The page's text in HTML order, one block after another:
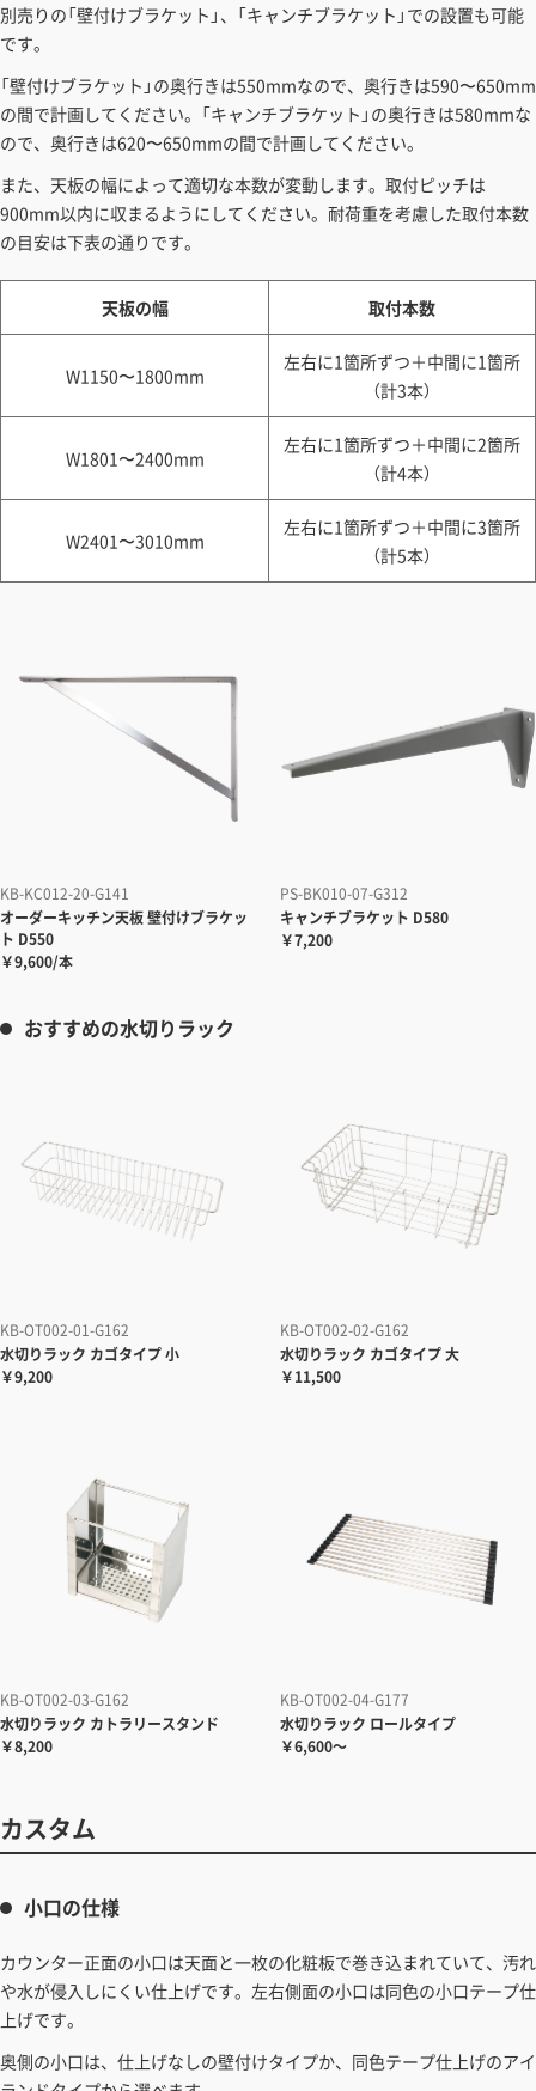
別売りの「壁付けブラケット」、「キャンチブラケット」での設置も可能
です。
「壁付けブラケット」の奥行きは550mmなので、奥行きは590〜650mm
の間で計画してください。「キャンチブラケット」の奥行きは580mmな
ので、奥行きは620〜650mmの間で計画してください。
また、天板の幅によって適切な本数が変動します。取付ピッチは
900mm以内に収まるようにしてください。耐荷重を考慮した取付本数
の目安は下表の通りです。
天板の幅 取付本数
W1150〜1800mm
左右に1箇所ずつ＋中間に1箇所
（計3本）
W1801〜2400mm
左右に1箇所ずつ＋中間に2箇所
（計4本）
W2401〜3010mm
左右に1箇所ずつ＋中間に3箇所
（計5本）
KB-KC012-20-G141
オーダーキッチン天板壁付けブラケッ
ト D550
￥9,600/本
PS-BK010-07-G312
キャンチブラケット D580
￥7,200
おすすめの水切りラック
KB-OT002-01-G162
水切りラック カゴタイプ 小
￥9,200
KB-OT002-02-G162
水切りラック カゴタイプ 大
￥11,500
KB-OT002-03-G162
水切りラック カトラリースタンド
￥8,200
KB-OT002-04-G177
水切りラック ロールタイプ
￥6,600～
カスタム
小口の仕様
カウンター正面の小口は天面と一枚の化粧板で巻き込まれていて、汚れ
や水が侵入しにくい仕上げです。左右側面の小口は同色の小口テープ仕
上げです。
奥側の小口は、仕上げなしの壁付けタイプか、同色テープ仕上げのアイ